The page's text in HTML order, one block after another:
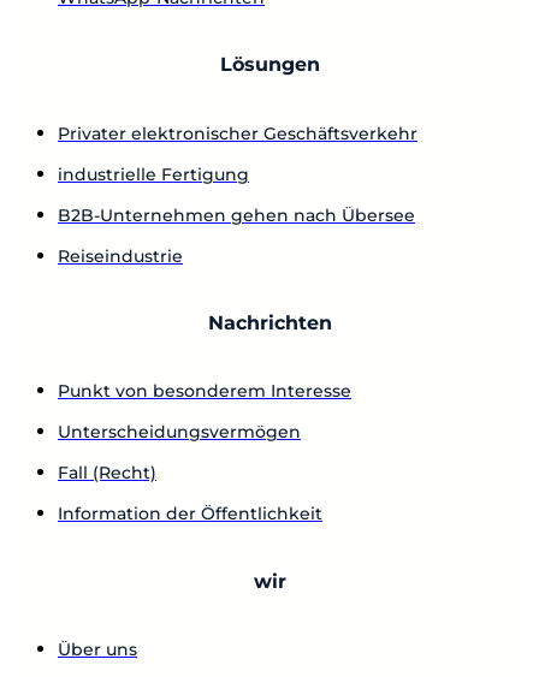
Lösungen
Privater elektronischer Geschäftsverkehr
industrielle Fertigung
B2B-Unternehmen gehen nach Übersee
Reiseindustrie
Nachrichten
Punkt von besonderem Interesse
Unterscheidungsvermögen
Fall (Recht)
Information der Öffentlichkeit
wir
Über uns